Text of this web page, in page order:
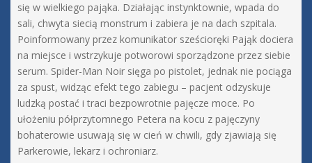
się w wielkiego pająka. Działając instynktownie, wpada do
sali, chwyta siecią monstrum i zabiera je na dach szpitala.
Poinformowany przez komunikator sześcioręki Pająk dociera
na miejsce i wstrzykuje potworowi sporządzone przez siebie
serum. Spider-Man Noir sięga po pistolet, jednak nie pociąga
za spust, widząc efekt tego zabiegu – pacjent odzyskuje
ludzką postać i traci bezpowrotnie pajęcze moce. Po
ułożeniu półprzytomnego Petera na kocu z pajęczyny
bohaterowie usuwają się w cień w chwili, gdy zjawiają się
Parkerowie, lekarz i ochroniarz.